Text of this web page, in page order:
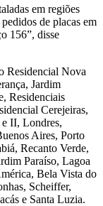
em regiões
de placas em
156”, disse
Residencial Nova
Jardim
Residenciais
Cerejeiras,
II, Londres,
Aires, Porto
Recanto Verde,
Paraíso, Lagoa
Bela Vista do
Scheiffer,
e Santa Luzia.